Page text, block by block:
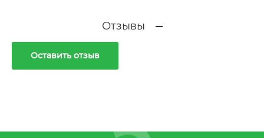
Отзывы
Оставить отзыв